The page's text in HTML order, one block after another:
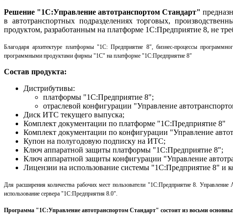
Решение "1С:Управление автотранспортом Стандарт"
в автотранспортных подразделениях торговых,
продуктом, разработанным на платформе 1С:Предприятие 8, не
Благодаря архитектуре платформы "1С: Предприятие 8", бизнес-процессы
программными продуктами фирмы "1С" на платформе "1С:Предприятие 8"
Состав продукта:
Дистрибутивы:
платформы "1С:Предприятие 8";
отраслевой конфигурации "Управление
Диск ИТС текущего выпуска;
Комплект документации по платформе "1С:Предприятие 8"
Комплект документации по конфигурации "Управление
Купон на полугодовую подписку на ИТС;
Ключ аппаратной защиты платформы "1С:Предприятие 8";
Ключ аппаратной защиты конфигурации "Управление
Лицензии на использование системы "1С:Предприятие 8" и
Для расширения количества рабочих мест пользователи "1С:Предприятие 8.
использование сервера "1С:Предприятия 8.0".
Программа "1С:Управление автотранспортом Стандарт" состоит из восьми